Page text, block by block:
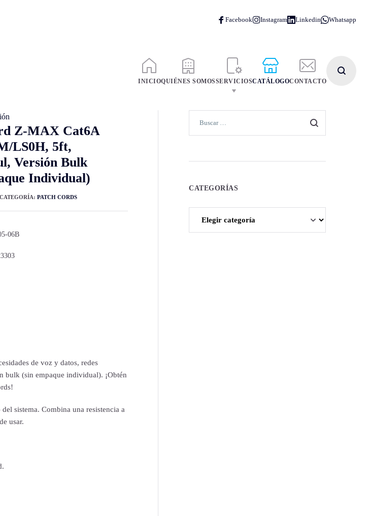
INICIOQUIÉNES SOMOSSERVICIOSCATÁLOGOCONTACTO
Z-MAX Cat6A
LS0H, 5ft,
Versión Bulk
Individual)
06B
CATEGORÍA: PATCH CORDS
de voz y datos, redes
bulk (sin empaque individual). ¡Obtén
sistema. Combina una resistencia a
usar.
CATEGORÍAS